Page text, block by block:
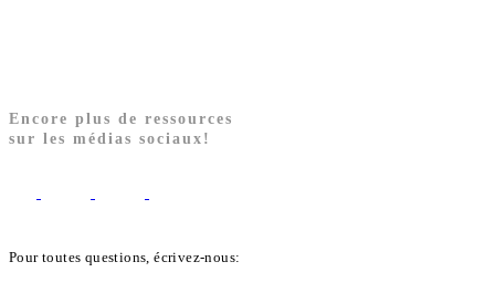
Encore plus de ressources
sur les médias sociaux!
Pour toutes questions, écrivez-nous: